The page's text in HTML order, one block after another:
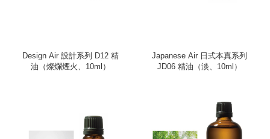
Design Air 設計系列 D12 精
油（燦爛煙火、10ml）
Japanese Air 日式本真系列
JD06 精油（淡、10ml）